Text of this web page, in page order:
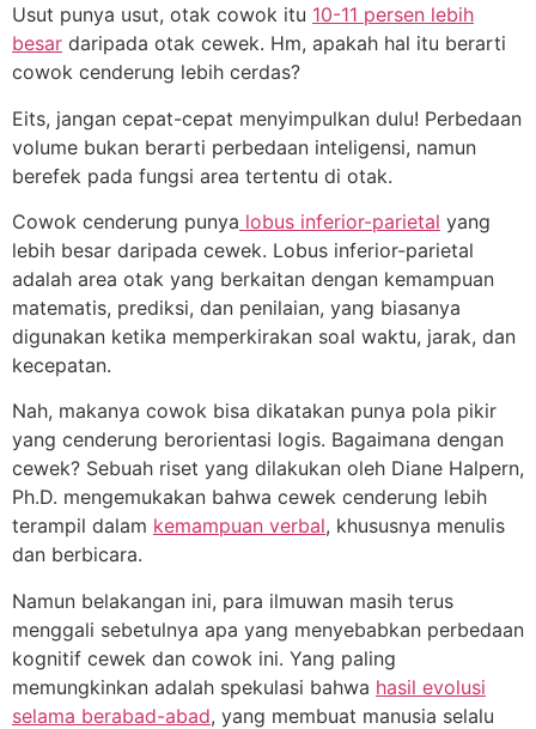
Usut punya usut, otak cowok itu 10-11 persen lebih
besar daripada otak cewek. Hm, apakah hal itu berarti
cowok cenderung lebih cerdas?
Eits, jangan cepat-cepat menyimpulkan dulu! Perbedaan
volume bukan berarti perbedaan inteligensi, namun
berefek pada fungsi area tertentu di otak.
Cowok cenderung punya lobus inferior-parietal yang
lebih besar daripada cewek. Lobus inferior-parietal
adalah area otak yang berkaitan dengan kemampuan
matematis, prediksi, dan penilaian, yang biasanya
digunakan ketika memperkirakan soal waktu, jarak, dan
kecepatan.
Nah, makanya cowok bisa dikatakan punya pola pikir
yang cenderung berorientasi logis. Bagaimana dengan
cewek? Sebuah riset yang dilakukan oleh Diane Halpern,
Ph.D. mengemukakan bahwa cewek cenderung lebih
terampil dalam kemampuan verbal, khususnya menulis
dan berbicara.
Namun belakangan ini, para ilmuwan masih terus
menggali sebetulnya apa yang menyebabkan perbedaan
kognitif cewek dan cowok ini. Yang paling
memungkinkan adalah spekulasi bahwa hasil evolusi
selama berabad-abad, yang membuat manusia selalu